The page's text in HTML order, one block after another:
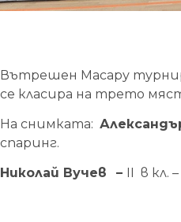
Вътрешен Масару
се класира на трето
На снимката:
спаринг.
Николай Вучев – II в кл.